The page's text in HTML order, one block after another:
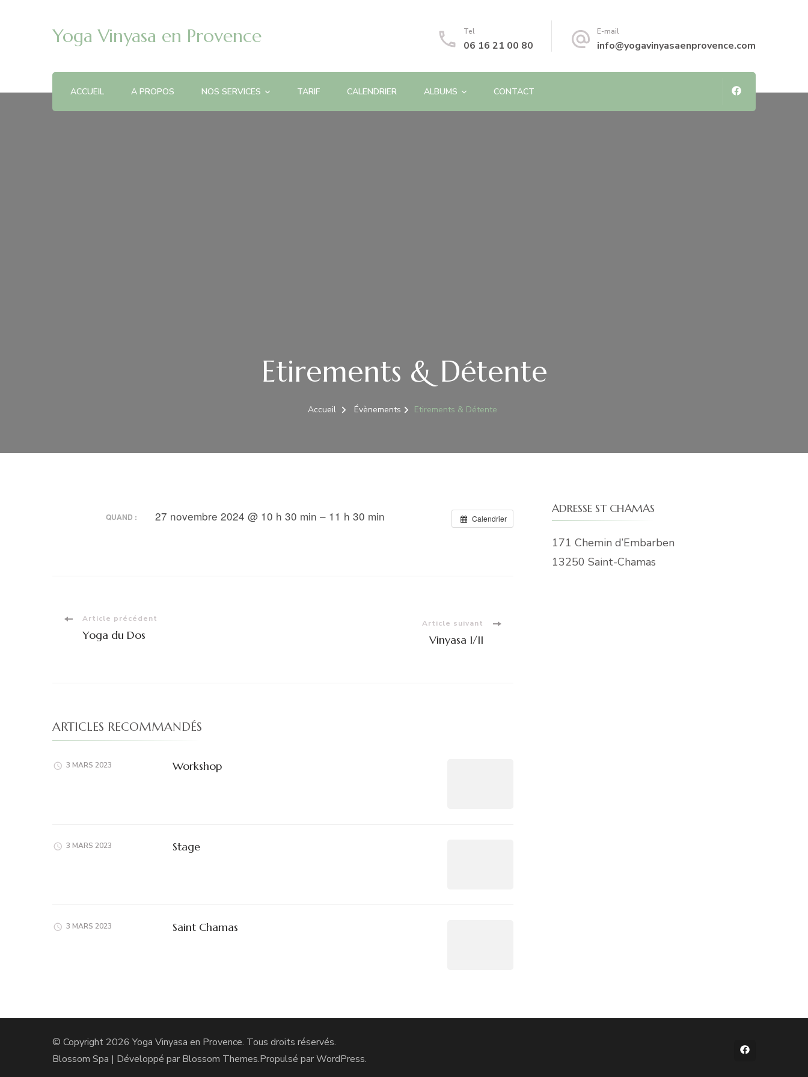
Yoga Vinyasa en Provence Tel
06 16 21 00 80
E-mail
info@yogavinyasaenprovence.com
ACCUEIL A PROPOS NOS SERVICES TARIF CALENDRIER ALBUMS CONTACT
Etirements & Détente
Accueil Évènements Etirements & Détente
Calendrier
QUAND : 27 novembre 2024 @ 10 h 30 min – 11 h 30 min
Navigation
Article précédent
Yoga du Dos
Article suivant
Vinyasa I/II
ARTICLES RECOMMANDÉS
3 MARS 2023 Workshop
3 MARS 2023 Stage
3 MARS 2023 Saint Chamas
ADRESSE ST CHAMAS
171 Chemin d’Embarben
13250 Saint-Chamas
© Copyright 2026Yoga Vinyasa en Provence. Tous droits réservés.
Blossom Spa | Développé par Blossom Themes.Propulsé parWordPress.